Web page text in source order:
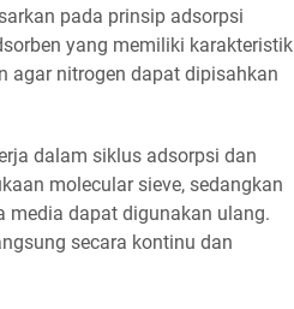
pada prinsip adsorpsi
yang memiliki karakteristik
agar nitrogen dapat dipisahkan
dalam siklus adsorpsi dan
molecular sieve, sedangkan
media dapat digunakan ulang.
secara kontinu dan